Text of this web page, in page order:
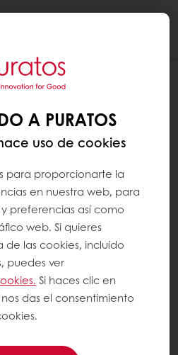
A PURATOS
uso de cookies
para proporcionarte la
en nuestra web, para
preferencias así como
web. Si quieres
las cookies, incluído
puedes ver
Si haces clic en
das el consentimiento